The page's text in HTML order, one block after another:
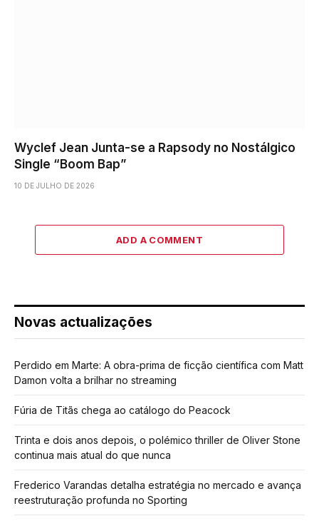
Wyclef Jean Junta-se a Rapsody no Nostálgico
Single “Boom Bap”
10 DE JULHO DE 2026
ADD A COMMENT
Novas actualizações
Perdido em Marte: A obra-prima de ficção científica com Matt
Damon volta a brilhar no streaming
Fúria de Titãs chega ao catálogo do Peacock
Trinta e dois anos depois, o polémico thriller de Oliver Stone
continua mais atual do que nunca
Frederico Varandas detalha estratégia no mercado e avança
reestruturação profunda no Sporting